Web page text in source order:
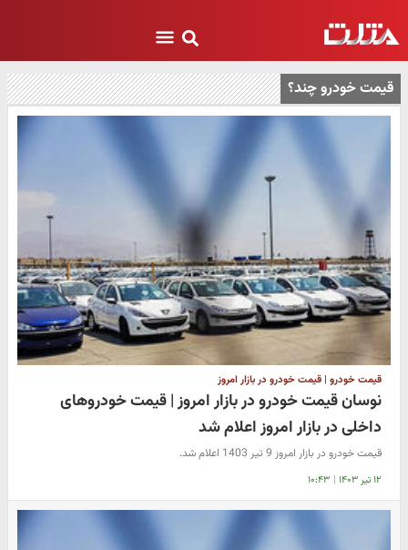
قیمت خودرو چند؟
قیمت خودرو | قیمت خودرو در بازار امروز
نوسان قیمت خودرو در بازار امروز | قیمت خودروهای
داخلی در بازار امروز اعلام شد
قیمت خودرو در بازار امروز 9 تیر 1403 اعلام شد.
۱۲ تیر ۱۴۰۳ | ۱۰:۴۳